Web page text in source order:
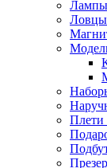
Лампы
Ловцы
Плети